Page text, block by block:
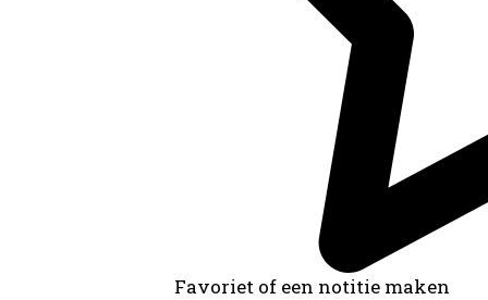
Favoriet of een notitie maken